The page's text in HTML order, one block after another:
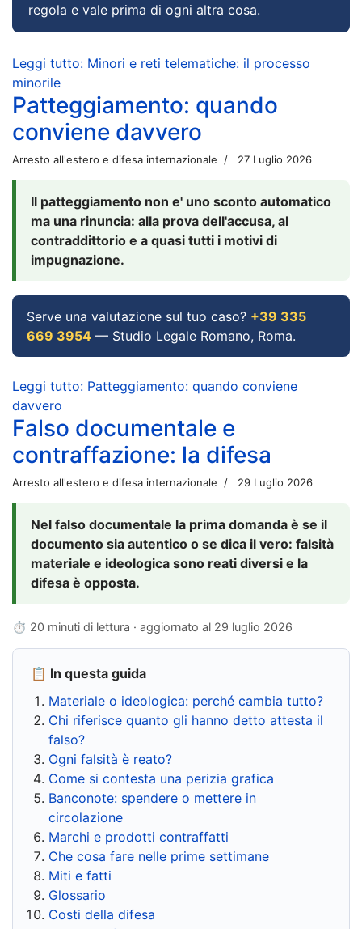
regola e vale prima di ogni altra cosa.
Leggi tutto: Minori e reti telematiche: il processo
minorile
Patteggiamento: quando
conviene davvero
Arresto all'estero e difesa internazionale 27 Luglio 2026
Il patteggiamento non e' uno sconto automatico
ma una rinuncia: alla prova dell'accusa, al
contraddittorio e a quasi tutti i motivi di
impugnazione.
Serve una valutazione sul tuo caso? +39 335
669 3954 — Studio Legale Romano, Roma.
Leggi tutto: Patteggiamento: quando conviene
davvero
Falso documentale e
contraffazione: la difesa
Arresto all'estero e difesa internazionale 29 Luglio 2026
Nel falso documentale la prima domanda è se il
documento sia autentico o se dica il vero: falsità
materiale e ideologica sono reati diversi e la
difesa è opposta.
⏱ 20 minuti di lettura · aggiornato al 29 luglio 2026
📋 In questa guida
Materiale o ideologica: perché cambia tutto?
Chi riferisce quanto gli hanno detto attesta il
falso?
Ogni falsità è reato?
Come si contesta una perizia grafica
Banconote: spendere o mettere in
circolazione
Marchi e prodotti contraffatti
Che cosa fare nelle prime settimane
Miti e fatti
Glossario
Costi della difesa